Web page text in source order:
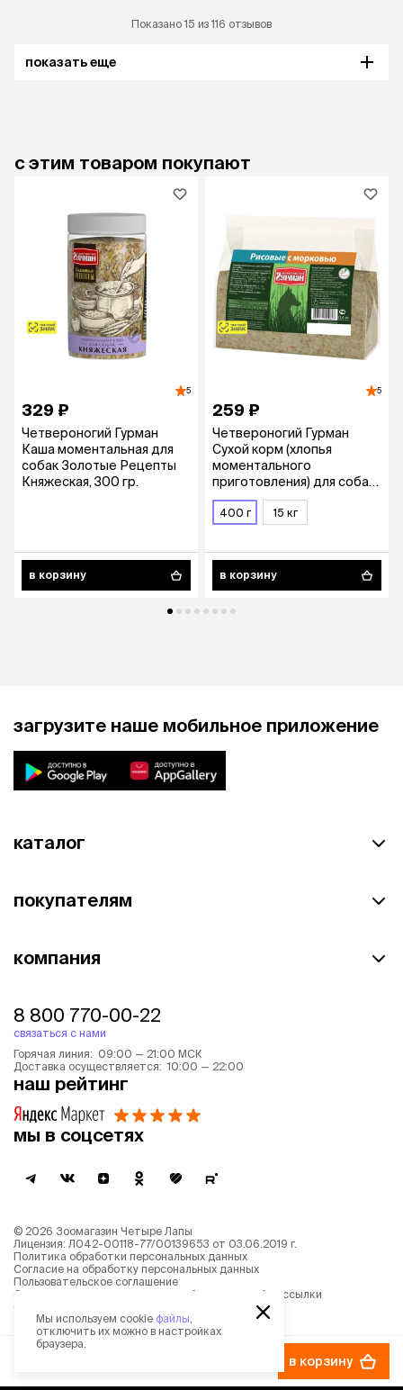
в корзину
Показано 15 из 116 отзывов
показать еще
с этим товаром покупают
5
329 ₽
Четвероногий Гурман
Каша моментальная для
собак Золотые Рецепты
Княжеская, 300 гр.
в корзину
5
259 ₽
Четвероногий Гурман
Сухой корм (хлопья
моментального
приготовления) для собак
всех пород, рисовые с
морковью, 400 гр.
400 г 15 кг
в корзину
загрузите наше мобильное приложение
каталог
покупателям
компания
8 800 770-00-22
связаться с нами
Горячая линия: 09:00 — 21:00 МСК
Доставка осуществляется: 10:00 — 22:00
наш рейтинг
мы в соцсетях
© 2026 Зоомагазин Четыре Лапы
Лицензия: Л042-00118-77/00139653 от 03.06.2019 г.
Политика обработки персональных данных
Согласие на обработку персональных данных
Пользовательское соглашение
Согласие на получение новостной и рекламной рассылки
Описание рекомендательных алгоритмов
Мы используем cookie файлы
отключить их можно в настройках
браузера.